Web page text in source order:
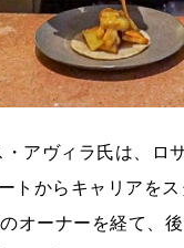
アヴィラ氏は、ロ
トからキャリアを
オーナーを経て、